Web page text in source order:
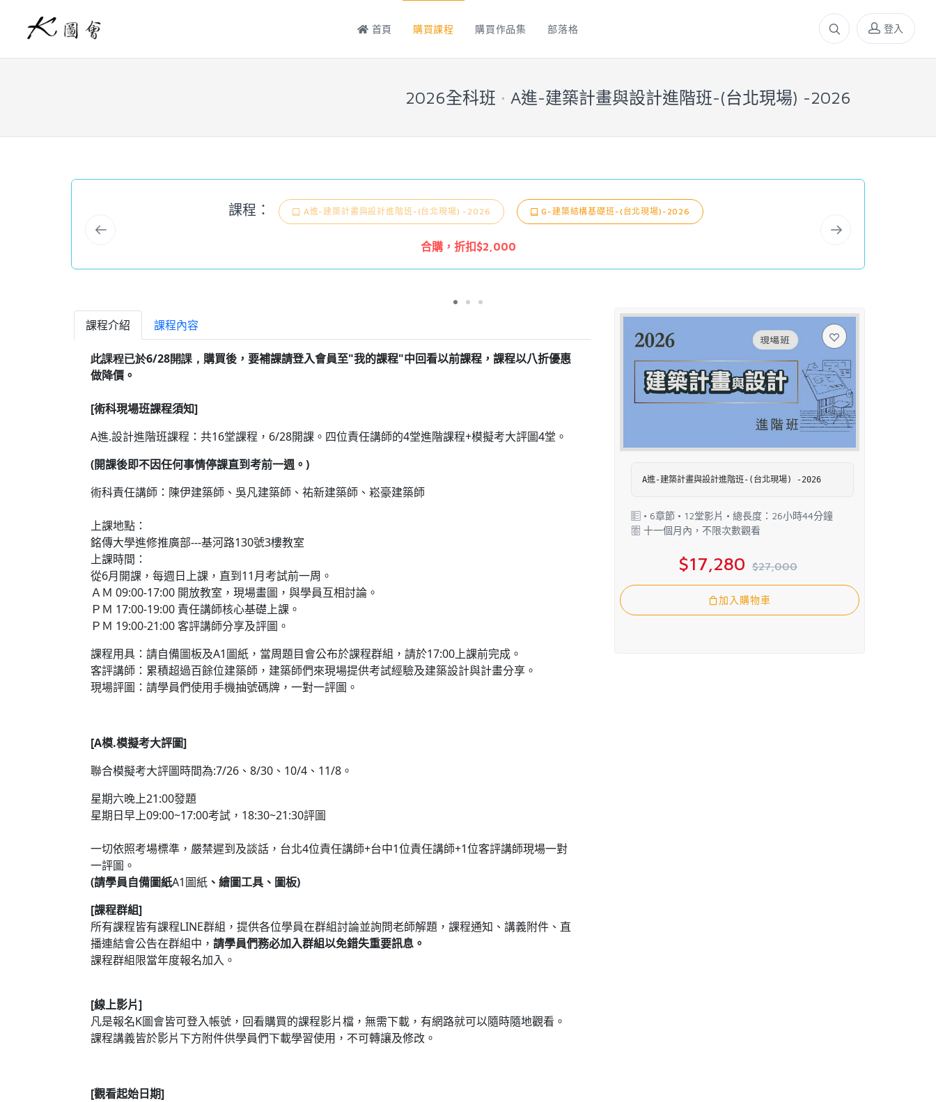
首頁 購買課程 購買作品集 部落格 登入
2026全科班 A進-建築計畫與設計進階班-(台北現場) -2026
課程： A進-建築計畫與設計進階班-(台北現場) -2026 H-建築結構考題班-(台北現場)-2026
合購，折扣$2,000
A進-建築計畫與設計進階班-(台北現場) -2026
• 6章節 • 12堂影片 • 總長度：26小時44分鐘
十一個月內，不限次數觀看
$17,280 $27,000
加入購物車
課程介紹 課程內容
此課程已於6/28開課， 購買後，要補課請登入會員至"我的課程"中回看以前課程，課程以八折優惠
做降價。
[術科現場班課程須知]
A進.設計進階班課程：共16堂課程， 6/28開課。四位責任講師的4堂進階課程+模擬考大評圖4堂。
(開課後即不因任何事情停課直到考前一週。 )
術科責任講師：陳伊建築師、吳凡建築師、祐新建築師、崧豪建築師
上課地點：
銘傳大學進修推廣部---基河路130號3樓教室
上課時間：
從6月開課，每週日上課，直到11月考試前一周。
ＡＭ 09:00-17:00 開放教室，現場畫圖，與學員互相討論。
ＰＭ 17:00-19:00 責任講師核心基礎上課 。
ＰＭ 19:00-21:00客評講師分享及評圖 。
課程用具：請自備圖板及A1圖紙，當周題目會公布於課程群組，請於17:00上課前完成。
客評講師：累積超過百餘位建築師，建築師們來現場提供考試經驗及建築設計與計畫分享。
現場評圖：請學員們使用手機抽號碼牌，一對一評圖。
[A模.模擬考大評圖]
聯合模擬考大評圖時間為:7/26 、 8/30 、 10/4 、 11/8 。
星期六晚上21:00發題
星期日早上09:00~17:00考試， 18:30~21:30評圖
一切依照考場標準，嚴禁遲到及談話，台北4位責任講師+台中1位責任講師+1位客評講師現場一對
一評圖。
(請學員自備圖紙A1圖紙 、繪圖工具、圖板)
[課程群組]
所有課程皆有課程LINE群組，提供各位學員在群組討論並詢問老師解題，課程通知、講義附件、直
播連結會公告在群組中， 請學員們務必加入群組以免錯失重要訊息。
課程群組限當年度報名加入。
[線上影片]
凡是報名K圖會皆可登入帳號，回看購買的課程影片檔，無需下載，有網路就可以隨時隨地觀看 。
課程講義皆於影片下方附件供學員們下載學習使用，不可轉讓及修改。
[觀看起始日期]